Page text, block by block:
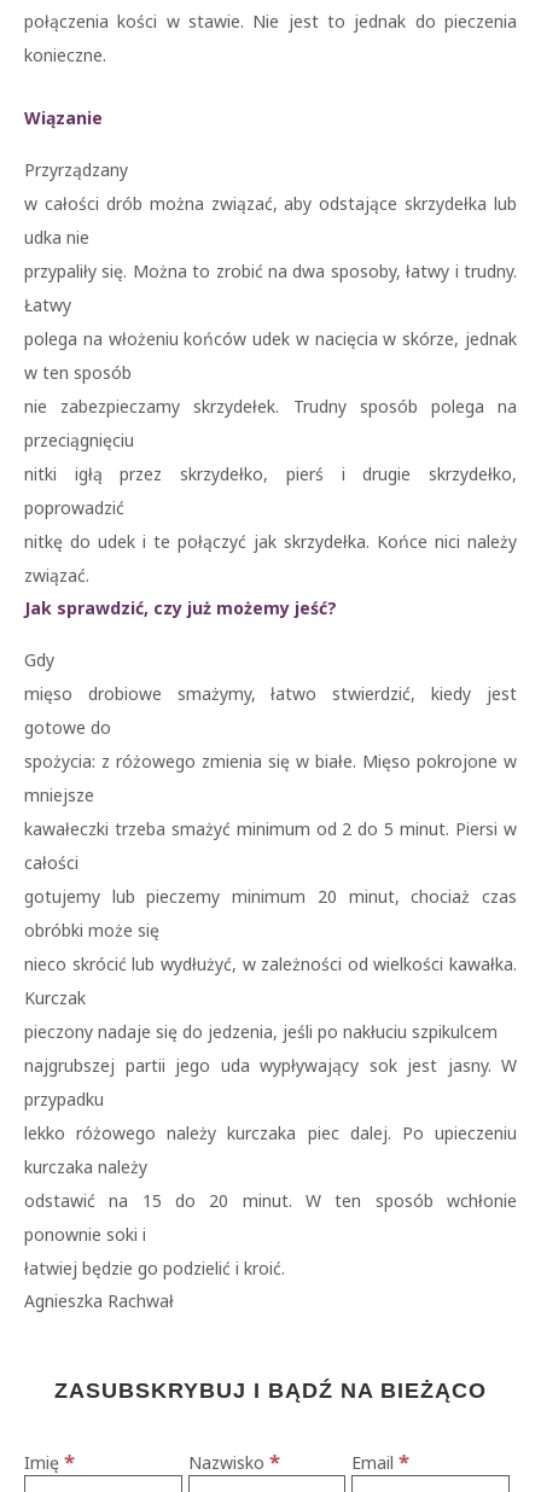
połączenia kości w stawie. Nie jest to jednak do pieczenia
konieczne.
Wiązanie
Przyrządzany
w całości drób można związać, aby odstające skrzydełka lub
udka nie
przypaliły się. Można to zrobić na dwa sposoby, łatwy i trudny.
Łatwy
polega na włożeniu końców udek w nacięcia w skórze, jednak
w ten sposób
nie zabezpieczamy skrzydełek. Trudny sposób polega na
przeciągnięciu
nitki igłą przez skrzydełko, pierś i drugie skrzydełko,
poprowadzić
nitkę do udek i te połączyć jak skrzydełka. Końce nici należy
związać.
Jak sprawdzić, czy już możemy jeść?
Gdy
mięso drobiowe smażymy, łatwo stwierdzić, kiedy jest
gotowe do
spożycia: z różowego zmienia się w białe. Mięso pokrojone w
mniejsze
kawałeczki trzeba smażyć minimum od 2 do 5 minut. Piersi w
całości
gotujemy lub pieczemy minimum 20 minut, chociaż czas
obróbki może się
nieco skrócić lub wydłużyć, w zależności od wielkości kawałka.
Kurczak
pieczony nadaje się do jedzenia, jeśli po nakłuciu szpikulcem
najgrubszej partii jego uda wypływający sok jest jasny. W
przypadku
lekko różowego należy kurczaka piec dalej. Po upieczeniu
kurczaka należy
odstawić na 15 do 20 minut. W ten sposób wchłonie
ponownie soki i
łatwiej będzie go podzielić i kroić.
Agnieszka Rachwał
ZASUBSKRYBUJ I BĄDŹ NA BIEŻĄCO
Imię * Nazwisko * Email*